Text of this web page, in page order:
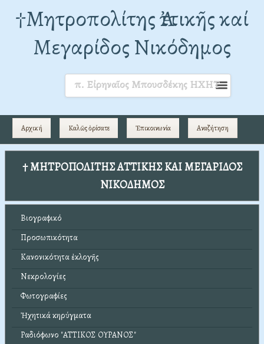
†Mητροπολίτης Ἀττικῆς καί
Μεγαρίδος Νικόδημος
π. Εἰρηναῖος Μπουσδέκης ΗΧΗΤ
Αρχική Καλῶς ὁρίσατε Ἐπικοινωνία Αναζήτηση
† ΜΗΤΡΟΠΟΛΙΤΗΣ ΑΤΤΙΚΗΣ ΚΑΙ ΜΕΓΑΡΙΔΟΣ
ΝΙΚΟΔΗΜΟΣ
Βιογραφικό
Προσωπικότητα
Κανονικότητα ἐκλογῆς
Νεκρολογίες
Φωτογραφίες
Ἠχητικά κηρύγματα
Ραδιόφωνο "ΑΤΤΙΚΟΣ ΟΥΡΑΝΟΣ"